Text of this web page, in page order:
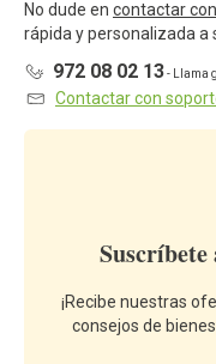
No dude en contactar
rápida y personalizada a
972 08 02 13- Llama
Contactar con
¡Recibe nuestras
consejos de